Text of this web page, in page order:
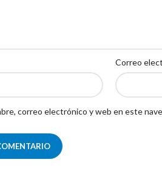
Correo
correo electrónico y web en este